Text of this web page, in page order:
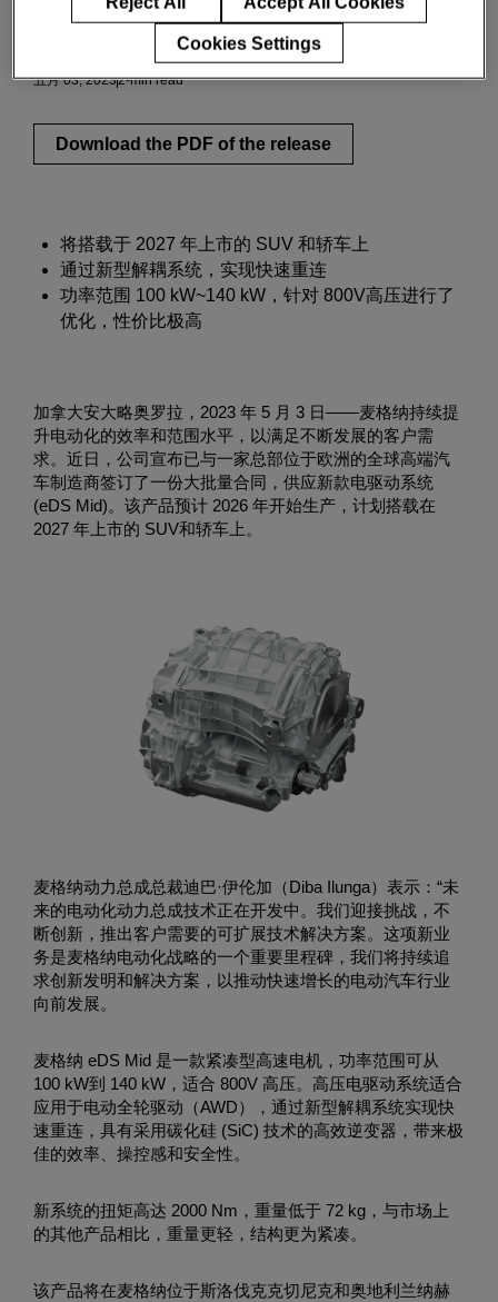
创新与洞察
五月 03, 20232-min read
Download the PDF of the release
将搭载于 2027 年上市的 SUV 和轿车上
通过新型解耦系统，实现快速重连
功率范围 100 kW~140 kW，针对 800V高压进行了
优化，性价比极高
加拿大安大略奥罗拉，2023 年 5 月 3 日——麦格纳持续提
升电动化的效率和范围水平，以满足不断发展的客户需
求。近日，公司宣布已与一家总部位于欧洲的全球高端汽
车制造商签订了一份大批量合同，供应新款电驱动系统
(eDS Mid)。该产品预计 2026 年开始生产，计划搭载在
2027 年上市的 SUV和轿车上。
麦格纳动力总成总裁迪巴·伊伦加（Diba Ilunga）表示：“未
来的电动化动力总成技术正在开发中。我们迎接挑战，不
断创新，推出客户需要的可扩展技术解决方案。这项新业
务是麦格纳电动化战略的一个重要里程碑，我们将持续追
求创新发明和解决方案，以推动快速增长的电动汽车行业
向前发展。
麦格纳 eDS Mid 是一款紧凑型高速电机，功率范围可从
100 kW到 140 kW，适合 800V 高压。高压电驱动系统适合
应用于电动全轮驱动（AWD），通过新型解耦系统实现快
速重连，具有采用碳化硅 (SiC) 技术的高效逆变器，带来极
佳的效率、操控感和安全性。
新系统的扭矩高达 2000 Nm，重量低于 72 kg，与市场上
的其他产品相比，重量更轻，结构更为紧凑。
该产品将在麦格纳位于斯洛伐克克切尼克和奥地利兰纳赫
Cookies Settings